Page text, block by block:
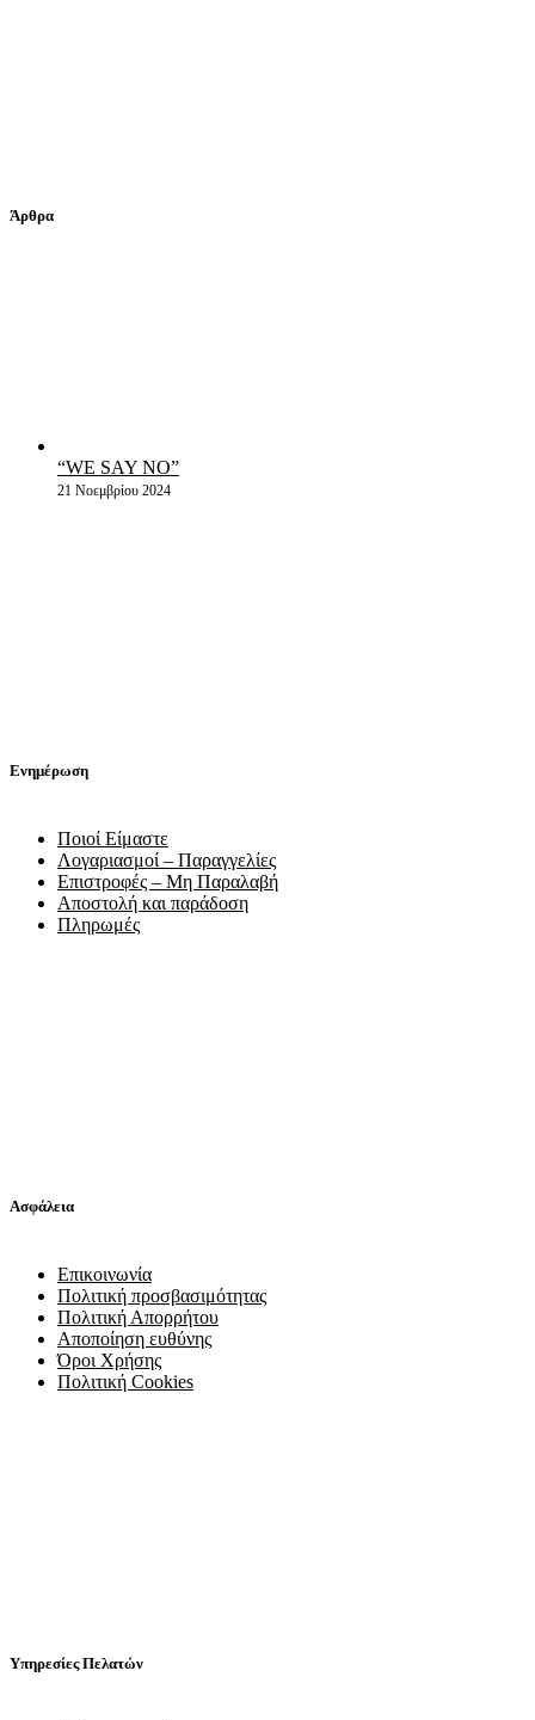
Άρθρα
“WE SAY NO”
21 Νοεμβρίου 2024
Ενημέρωση
Ποιοί Είμαστε
Λογαριασμοί – Παραγγελίες
Επιστροφές – Μη Παραλαβή
Αποστολή και παράδοση
Πληρωμές
Ασφάλεια
Επικοινωνία
Πολιτική προσβασιμότητας
Πολιτική Απορρήτου
Αποποίηση ευθύνης
Όροι Χρήσης
Πολιτική Cookies
Υπηρεσίες Πελατών